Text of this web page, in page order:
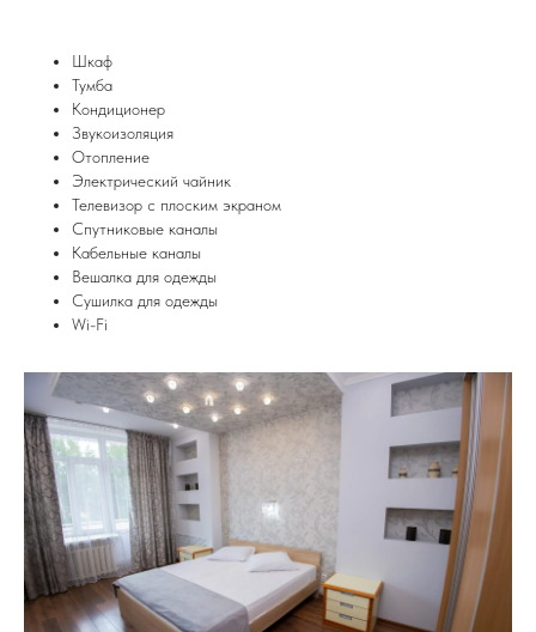
Шкаф
Тумба
Кондиционер
Звукоизоляция
Отопление
Электрический чайник
Телевизор с плоским экраном
Спутниковые каналы
Кабельные каналы
Вешалка для одежды
Сушилка для одежды
Wi-Fi